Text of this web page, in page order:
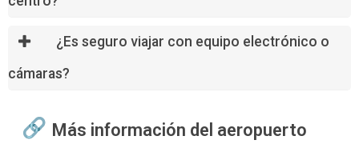
¿Es seguro viajar con equipo electrónico o
cámaras?
Más información del aeropuerto